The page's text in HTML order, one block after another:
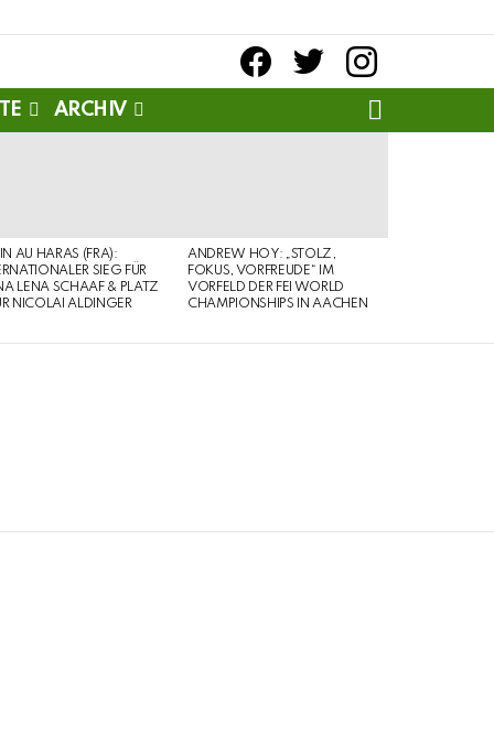
facebooktwitter instagram
ARCHIV
AU HARAS (FRA):
SIEG FÜR
LENA SCHAAF & PLATZ
NICOLAI ALDINGER
ANDREW HOY: „STOLZ,
FOKUS, VORFREUDE“ IM
VORFELD DER FEI WORLD
CHAMPIONSHIPS IN AACHEN